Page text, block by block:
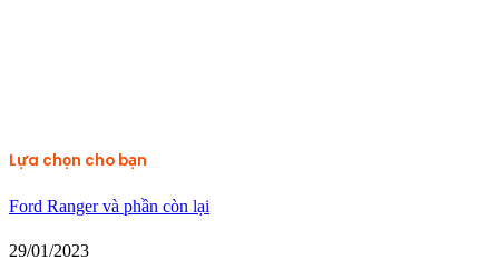
Lựa chọn cho bạn
Ford Ranger và phần còn lại
29/01/2023